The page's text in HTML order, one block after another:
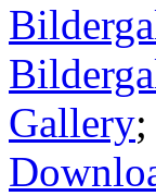
Gallery